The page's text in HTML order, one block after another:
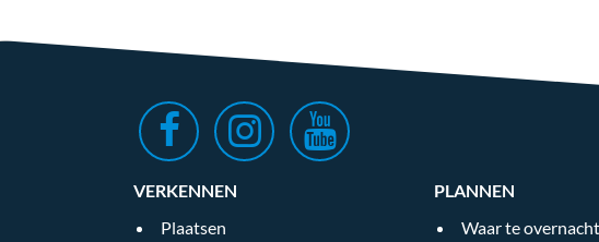
VERKENNEN
Plaatsen
PLANNEN
Waar te